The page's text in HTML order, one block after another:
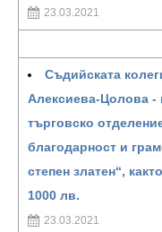
23.03.2021
Съдийската
Алексиева-Цолова -
търговско
благодарност и
степен златен“,
1000 лв.
23.03.2021